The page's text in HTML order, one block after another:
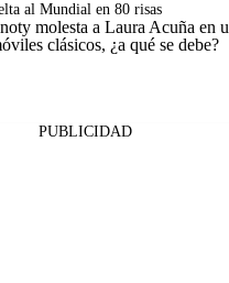
al Mundial en 80 risas
molesta a Laura Acuña en
clásicos, ¿a qué se debe?
PUBLICIDAD